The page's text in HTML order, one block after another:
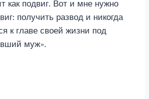
как подвиг. Вот и мне нужно
получить развод и никогда
к главе своей жизни под
муж».